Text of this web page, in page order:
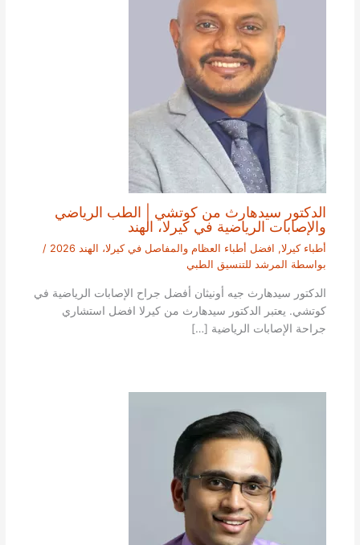
الدكتور سيدهارث من كوتشي | الطب الرياضي
والإصابات الرياضية في كيرلا، الهند
أطباء كيرلا, افضل أطباء العظام والمفاصل في كيرلا، الهند 2026
/
بواسطة المرشد للتنسيق الطبي
الدكتور سيدهارث جيه أونيثان أفضل جراح الإصابات الرياضية في
كوتشي. يعتبر الدكتور سيدهارث من كيرلا افضل استشاري
جراحة الإصابات الرياضية […]